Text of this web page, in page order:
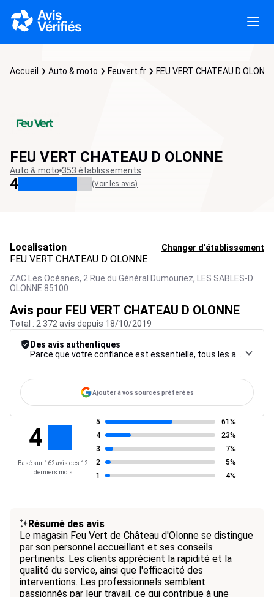
Accueil Auto & moto Feuvert.fr FEU VERT CHATEAU D
FEU VERT CHATEAU D OLONNE
Auto & moto 353 établissements
4 (Voir les avis)
Localisation Changer d'établissement
FEU VERT CHATEAU D OLONNE
ZAC Les Océanes, 2 Rue du Général Dumouriez,
LES SABLES-D
OLONNE 85100
Avis pour FEU VERT CHATEAU D OLONNE
Total : 2 372 avis depuis 18/10/2019
Des avis authentiques
Ajouter à vos sources préférées
4
Basé sur 162 avis des 12
derniers mois
5
61%
4
23%
3
7%
2
5%
1
4%
Résumé des avis
Le magasin Feu Vert de Château d'Olonne se distingue
par son personnel accueillant et ses conseils
pertinents. Les clients apprécient la rapidité et la
qualité du service, ainsi que l'efficacité des
interventions. Les professionnels semblent
passionnés par leur travail, ce qui contribue à une